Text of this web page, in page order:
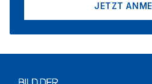
JETZT